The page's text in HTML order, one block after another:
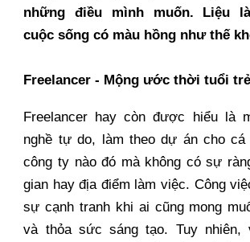
những điều mình muốn. Liệu
cuộc sống có màu hồng như thế
Freelancer - Mộng ước thời tuổi trẻ
Freelancer hay còn được hiểu là
nghề tự do, làm theo dự án cho cá
công ty nào đó mà không có sự
gian hay địa điểm làm việc. Công
sự cạnh tranh khi ai cũng mong
và thỏa sức sáng tạo. Tuy nhiên,